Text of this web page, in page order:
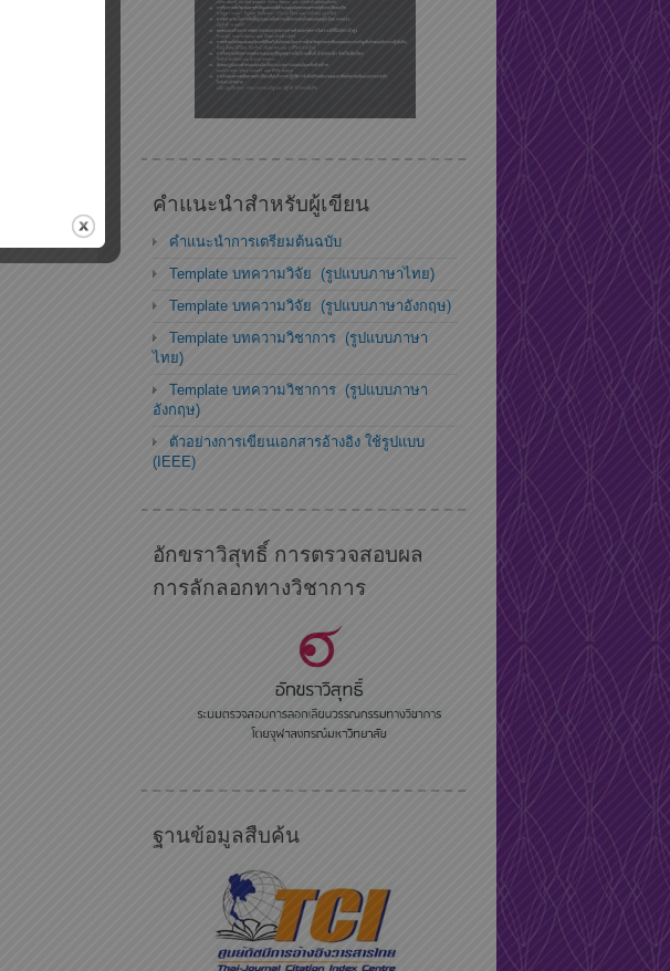
คำแนะนำสำหรับผู้เขียน
คำแนะนำการเตรียมต้นฉบับ
Template บทความวิจัย (รูปแบบภาษาไทย)
Template บทความวิจัย (รูปแบบภาษาอังกฤษ)
Template บทความวิชาการ (รูปแบบภาษา
ไทย)
Template บทความวิชาการ (รูปแบบภาษา
อังกฤษ)
ตัวอย่างการเขียนเอกสารอ้างอิง ใช้รูปแบบ
(IEEE)
อักขราวิสุทธิ์ การตรวจสอบผล
การลักลอกทางวิชาการ
ฐานข้อมูลสืบค้น